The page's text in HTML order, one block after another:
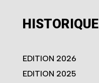
HISTORIQUE
EDITION 2026
EDITION 2025